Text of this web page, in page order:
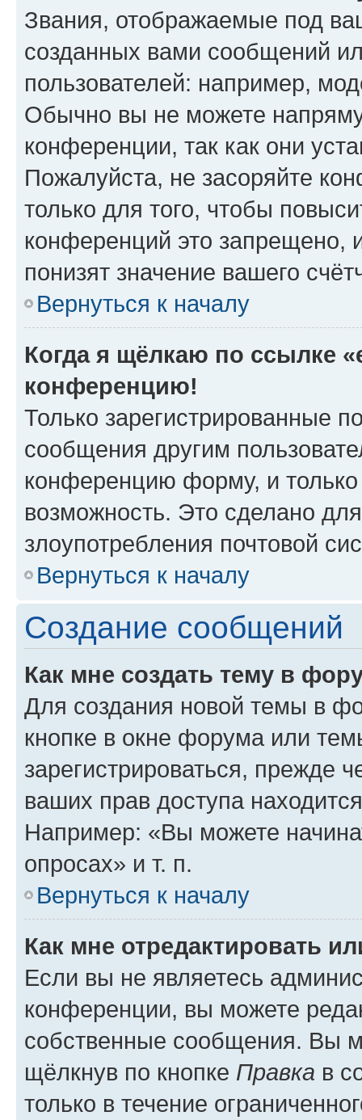
Звания, отображаемые под
созданных вами сообщений
пользователей: например,
Обычно вы не можете
конференции, так как они
Пожалуйста, не засоряйте
только для того, чтобы
конференций это запрещено,
понизят значение вашего
Вернуться к началу
Когда я щёлкаю по ссылке
конференцию!
Только зарегистрированные
сообщения другим
конференцию форму, и
возможность. Это сделано
злоупотребления почтовой
Вернуться к началу
Создание сообщений
Как мне создать тему в
Для создания новой темы в
кнопке в окне форума или
зарегистрироваться, прежде
ваших прав доступа
Например: «Вы можете
опросах» и т. п.
Вернуться к началу
Как мне отредактировать
Если вы не являетесь
конференции, вы можете
собственные сообщения. Вы
щёлкнув по кнопке Правка в
только в течение